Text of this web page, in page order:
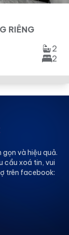
RIÊNG
2
2
và hiệu quả.
cầu xoá tin, vui
trên facebook: